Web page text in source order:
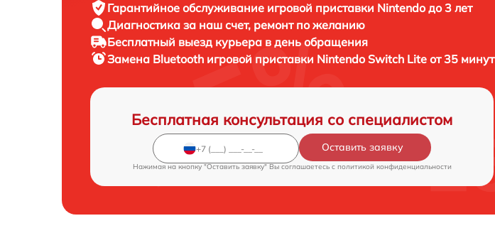
Гарантийное обслуживание игровой приставки Nintendo до 3 лет
Диагностика за наш счет, ремонт по желанию
Бесплатный выезд курьера в день обращения
Замена Bluetooth игровой приставки Nintendo Switch Lite от 35 минут
Бесплатная консультация со специалистом
Оставить заявку
Нажимая на кнопку "Оставить заявку" Вы соглашаетесь c политикой конфиденциальности